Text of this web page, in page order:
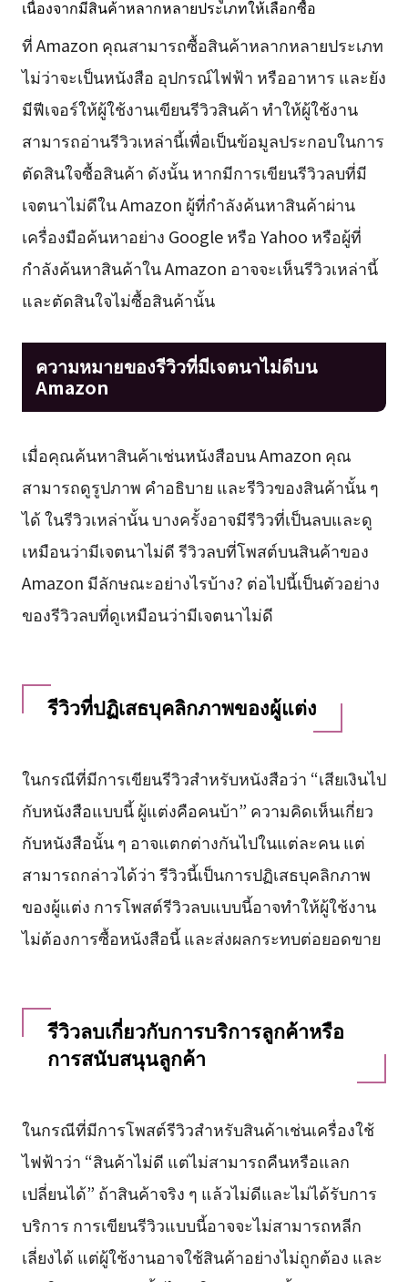
เนื่องจากมีสินค้าหลากหลายประเภทให้เลือกซื้อ
ที่ Amazon คุณสามารถซื้อสินค้าหลากหลายประเภท
ไม่ว่าจะเป็นหนังสือ อุปกรณ์ไฟฟ้า หรืออาหาร และยัง
มีฟีเจอร์ให้ผู้ใช้งานเขียนรีวิวสินค้า ทำให้ผู้ใช้งาน
สามารถอ่านรีวิวเหล่านี้เพื่อเป็นข้อมูลประกอบในการ
ตัดสินใจซื้อสินค้า ดังนั้น หากมีการเขียนรีวิวลบที่มี
เจตนาไม่ดีใน Amazon ผู้ที่กำลังค้นหาสินค้าผ่าน
เครื่องมือค้นหาอย่าง Google หรือ Yahoo หรือผู้ที่
กำลังค้นหาสินค้าใน Amazon อาจจะเห็นรีวิวเหล่านี้
และตัดสินใจไม่ซื้อสินค้านั้น
ความหมายของรีวิวที่มีเจตนาไม่ดีบน
Amazon
เมื่อคุณค้นหาสินค้าเช่นหนังสือบน Amazon คุณ
สามารถดูรูปภาพ คำอธิบาย และรีวิวของสินค้านั้น ๆ
ได้ ในรีวิวเหล่านั้น บางครั้งอาจมีรีวิวที่เป็นลบและดู
เหมือนว่ามีเจตนาไม่ดี รีวิวลบที่โพสต์บนสินค้าของ
Amazon มีลักษณะอย่างไรบ้าง? ต่อไปนี้เป็นตัวอย่าง
ของรีวิวลบที่ดูเหมือนว่ามีเจตนาไม่ดี
รีวิวที่ปฏิเสธบุคลิกภาพของผู้แต่ง
ในกรณีที่มีการเขียนรีวิวสำหรับหนังสือว่า “เสียเงินไป
กับหนังสือแบบนี้ ผู้แต่งคือคนบ้า” ความคิดเห็นเกี่ยว
กับหนังสือนั้น ๆ อาจแตกต่างกันไปในแต่ละคน แต่
สามารถกล่าวได้ว่า รีวิวนี้เป็นการปฏิเสธบุคลิกภาพ
ของผู้แต่ง การโพสต์รีวิวลบแบบนี้อาจทำให้ผู้ใช้งาน
ไม่ต้องการซื้อหนังสือนี้ และส่งผลกระทบต่อยอดขาย
รีวิวลบเกี่ยวกับการบริการลูกค้าหรือ
การสนับสนุนลูกค้า
ในกรณีที่มีการโพสต์รีวิวสำหรับสินค้าเช่นเครื่องใช้
ไฟฟ้าว่า “สินค้าไม่ดี แต่ไม่สามารถคืนหรือแลก
เปลี่ยนได้” ถ้าสินค้าจริง ๆ แล้วไม่ดีและไม่ได้รับการ
บริการ การเขียนรีวิวแบบนี้อาจจะไม่สามารถหลีก
เลี่ยงได้ แต่ผู้ใช้งานอาจใช้สินค้าอย่างไม่ถูกต้อง และ